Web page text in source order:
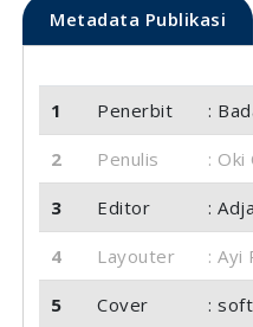
Metadata Publikasi
1 Penerbit :
2 Penulis : Oki
3 Editor :
4 Layouter : Ayi
5 Cover :